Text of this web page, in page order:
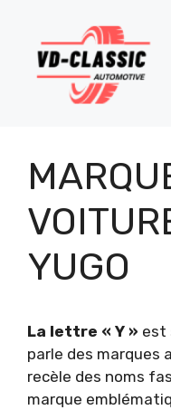
contenu
YUGO
La lettre « Y » est
parle des marques
recèle des noms
marque